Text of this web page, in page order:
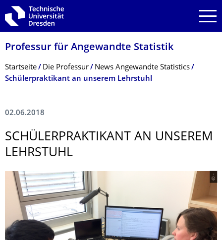
Zur Hauptnavigation springen
Zur Suche springen
Zum Inhalt springen
Professur für Angewandte Statistik
Breadcrumb-Menü
Startseite Die Professur
News Angewandte Statistics
Schülerpraktikant an unserem Lehrstuhl
02.06.2018
SCHÜLERPRAKTI­KANT AN UNSEREM
LEHRSTUHL
© -